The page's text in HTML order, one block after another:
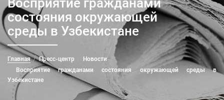
Восприятие гражданами
состояния окружающей
среды в Узбекистане
Главная Пресс-центр
Новости
Восприятие гражданами состояния окружающей среды в
Узбекистане